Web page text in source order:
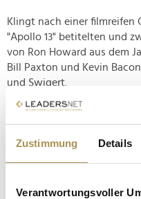
Zustimmung Details
Verantwortungsvoller
Klingt nach einer filmreifen
"Apollo 13" betitelten und
von Ron Howard aus dem
Bill Paxton und Kevin
und Swigert.